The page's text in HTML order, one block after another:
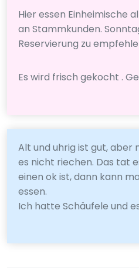
Hier essen Einheimische
an Stammkunden.
Reservierung zu
Es wird frisch gekocht .
Alt und uhrig ist gut, aber
es nicht riechen. Das tat
einen ok ist, dann kann
essen.
Ich hatte Schäufele und